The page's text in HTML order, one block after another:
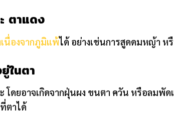
ตาแดง
นื่องจากภูมิแพ้ได้ อย่างเช่นการสูดดมหญ้า ห
ในตา
โดยอาจเกิดจากฝุ่นผง ขนตา ควัน หรือลมพัด
ตาได้